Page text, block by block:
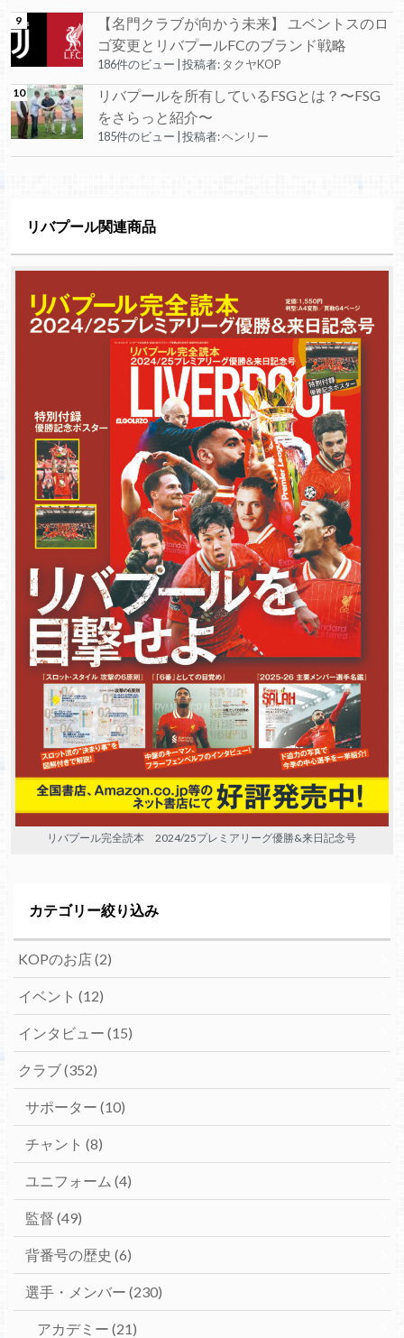
【名門クラブが向かう未来】 ユベントスのロ
ゴ変更とリバプールFCのブランド戦略
186件のビュー 投稿者: タクヤKOP
リバプールを所有しているFSGとは？〜FSG
をさらっと紹介〜
185件のビュー 投稿者:ヘンリー
リバプール関連商品
リバプール完全読本 2024/25プレミアリーグ優勝&来日記念号
カテゴリー絞り込み
KOPのお店(2)
イベント (12)
インタビュー (15)
クラブ(352)
サポーター (10)
チャント (8)
ユニフォーム (4)
監督 (49)
背番号の歴史 (6)
選手・メンバー (230)
アカデミー (21)